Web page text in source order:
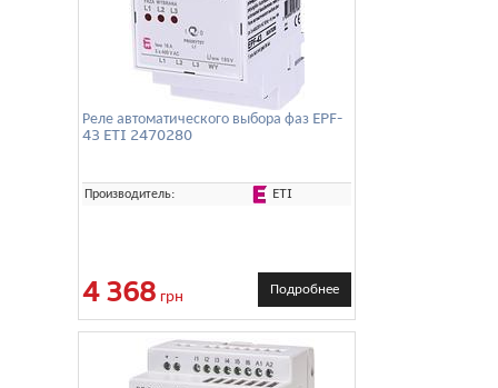
Реле автоматического выбора фаз EPF-
43 ETI 2470280
Производитель: ETI
4 368 грн Подробнее